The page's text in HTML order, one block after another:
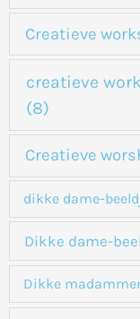
Creatieve
creatieve
(8)
Creatieve
dikke dame-
Dikke dame-
Dikke